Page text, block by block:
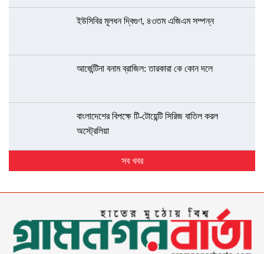
ইউসিবির মূলধন দ্বিগুণ, ৪৩তম এজিএম সম্পন্ন
আর্জেন্টিনা বনাম ব্রাজিল: তারকারা কে কোন দলে
বাংলাদেশের বিপক্ষে টি-টোয়েন্টি সিরিজ বাতিল করল
অস্ট্রেলিয়া
সব খবর